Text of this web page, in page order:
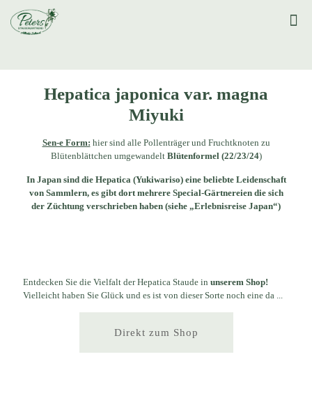
Hepatica japonica var. magna
Miyuki
Sen-e Form: hier sind alle Pollenträger und Fruchtknoten zu
Blütenblättchen umgewandelt Blütenformel (22/23/24)
In Japan sind die Hepatica (Yukiwariso) eine beliebte Leidenschaft
von Sammlern, es gibt dort mehrere Special-Gärtnereien die sich
der Züchtung verschrieben haben (siehe „Erlebnisreise Japan“)
Entdecken Sie die Vielfalt der Hepatica Staude in unserem Shop!
Vielleicht haben Sie Glück und es ist von dieser Sorte noch eine da ...
Direkt zum Shop